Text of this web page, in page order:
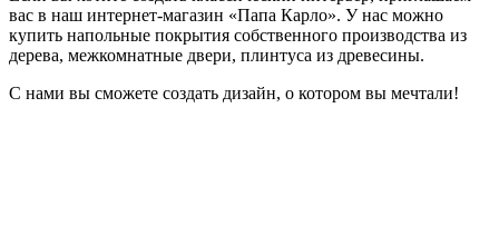
вас в наш интернет-магазин «Папа Карло». У нас можно
купить напольные покрытия собственного производства из
дерева, межкомнатные двери, плинтуса из древесины.
С нами вы сможете создать дизайн, о котором вы мечтали!